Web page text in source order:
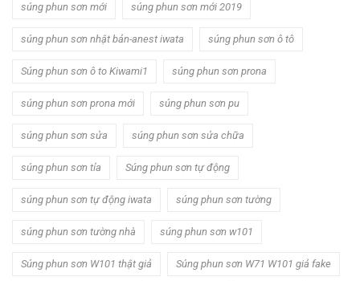
súng phun sơn mới súng phun sơn mới 2019
súng phun sơn nhật bản-anest iwata súng phun sơn ô tô
Súng phun sơn ô to Kiwami1 súng phun sơn prona
súng phun sơn prona mới súng phun sơn pu
súng phun sơn sửa súng phun sơn sửa chữa
súng phun sơn tỉa Súng phun sơn tự động
súng phun sơn tự động iwata súng phun sơn tường
súng phun sơn tường nhà súng phun sơn w101
Súng phun sơn W101 thật giả Súng phun sơn W71 W101 giả fake